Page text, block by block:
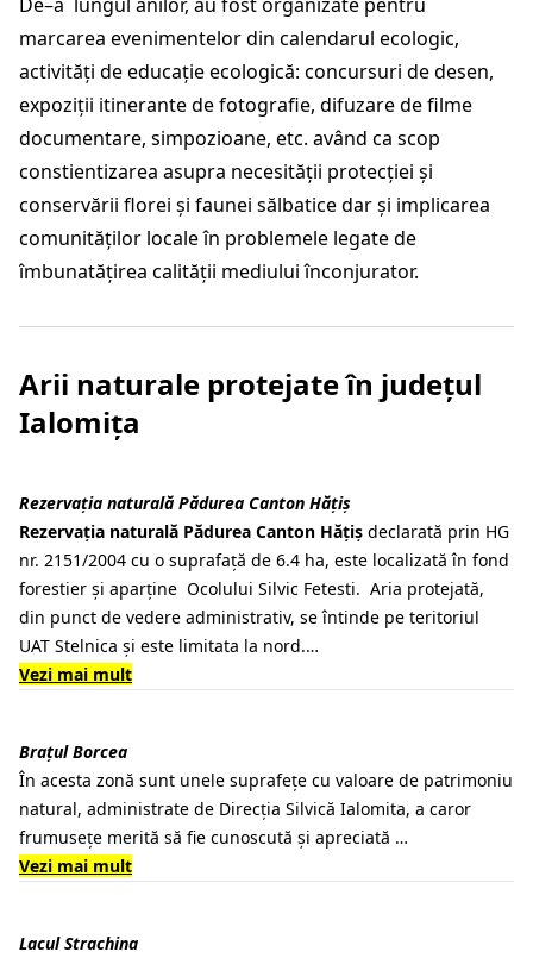
marcarea evenimentelor din calendarul ecologic,
activități de educație ecologică: concursuri de desen,
expoziții itinerante de fotografie, difuzare de filme
documentare, simpozioane, etc. având ca scop
constientizarea asupra necesității protecției și
conservării florei și faunei sălbatice dar şi implicarea
comunităților locale în problemele legate de
îmbunatăţirea calităţii mediului înconjurator.
Arii naturale protejate în județul
Ialomița
Rezervația naturală Pădurea Canton Hăţiş
Rezervația naturală Pădurea Canton Hăţiş declarată prin HG
nr. 2151/2004 cu o suprafaţă de 6.4 ha, este localizată în fond
forestier și aparține Ocolului Silvic Fetesti. Aria protejată,
din punct de vedere administrativ, se întinde pe teritoriul
UAT Stelnica și este limitata la nord.…
Vezi mai mult
Brațul Borcea
În acesta zonă sunt unele suprafețe cu valoare de patrimoniu
natural, administrate de Direcția Silvică Ialomita, a caror
frumusețe merită să fie cunoscută și apreciată …
Vezi mai mult
Lacul Strachina